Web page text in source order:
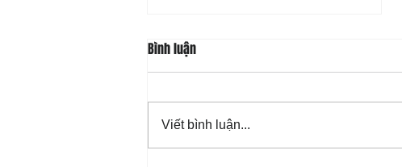
08-07 Nhân Từ Và Chân Thật
Bình luận
Viết bình luận...